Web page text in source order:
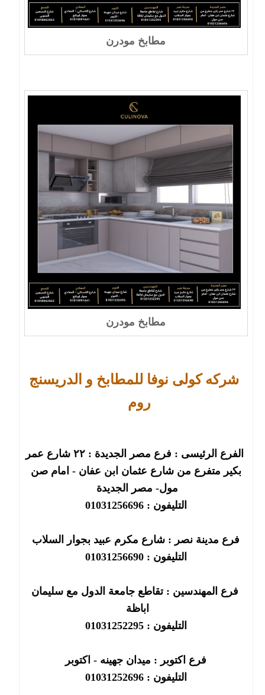
مطابخ مودرن
مطابخ مودرن
شركه كولى نوفا للمطابخ و الدريسنج
روم
الفرع الرئيسى : فرع مصر الجديدة : ٢٢ شارع عمر
بكير متفرع من شارع عثمان ابن عفان - امام صن
مول- مصر الجديدة
التليفون : 01031256696
فرع مدينة نصر : شارع مكرم عبيد بجوار السلاب
التليفون : 01031256690
فرع المهندسين : تقاطع جامعة الدول مع سليمان
اباظة
التليفون : 01031252295
فرع اكتوبر : ميدان جهينه - اكتوبر
التليفون : 01031252696